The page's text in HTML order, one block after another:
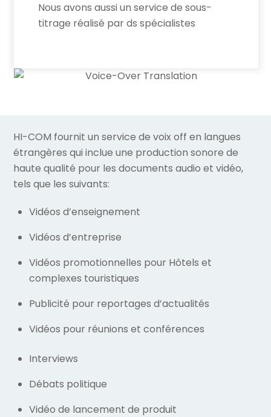
Nous avons aussi un service de sous-
titrage réalisé par ds spécialistes
HI-COM fournit un service de voix off en langues
étrangères qui inclue une production sonore de
haute qualité pour les documents audio et vidéo,
tels que les suivants:
Vidéos d’enseignement
Vidéos d’entreprise
Vidéos promotionnelles pour Hôtels et
complexes touristiques
Publicité pour reportages d’actualités
Vidéos pour réunions et conférences
Interviews
Débats politique
Vidéo de lancement de produit